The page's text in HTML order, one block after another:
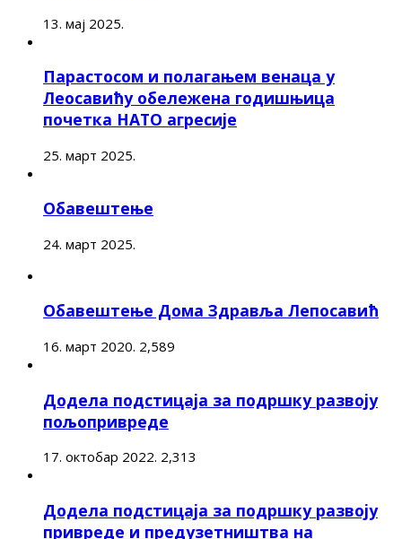
13. мај 2025.
Парастосом и полагањем венаца у
Леосавићу обележена годишњица
почетка НАТО агресије
25. март 2025.
Обавештење
24. март 2025.
Обавештење Дома Здравља Лепосавић
16. март 2020. 2,589
Додела подстицаја за подршку развоју
пољопривреде
17. октобар 2022. 2,313
Додела подстицаја за подршку развоју
привреде и предузетништва на